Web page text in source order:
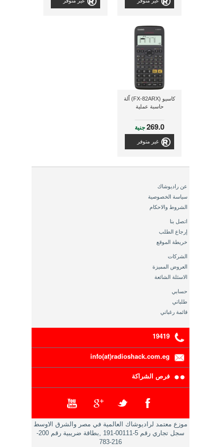
كاسيو (FX-82ARX) اّلة
حاسبة عملية
269.0جنية
غير متوفر
عن راديوشاك
سياسة الخصوصية
الشروط والاحكام
اتصل بنا
إرجاع الطلب
خريطة الموقع
الشركات
العروض المميزة
الاسئلة الشائعة
حسابي
طلباتي
قائمة رغباتي
19419
info(at)radioshack.com.eg
فرص الشراكة
موزع معتمد لراديوشاك العالمية في مصر والشرق الاوسط
سجل تجاري رقم 5-00111-191 ,بطاقة ضريبية رقم 200-
216-783